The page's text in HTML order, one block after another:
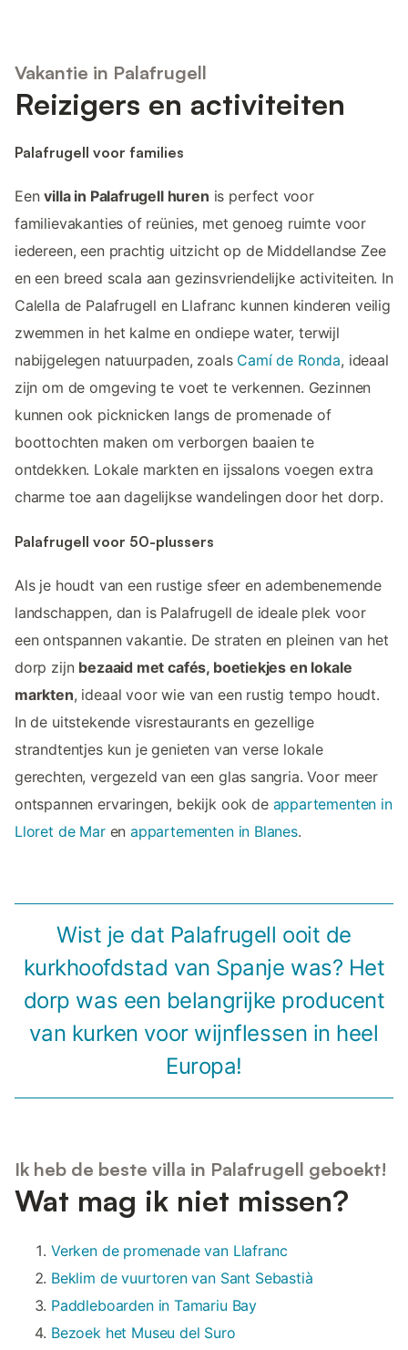
Vakantie in Palafrugell
Reizigers en activiteiten
Palafrugell voor families
Eenvilla in Palafrugell huren is perfect voor
familievakanties of reünies, met genoeg ruimte voor
iedereen, een prachtig uitzicht op de Middellandse Zee
en een breed scala aan gezinsvriendelijke activiteiten. In
Calella de Palafrugell en Llafranc kunnen kinderen veilig
zwemmen in het kalme en ondiepe water, terwijl
nabijgelegen natuurpaden, zoals Camí de Ronda, ideaal
zijn om de omgeving te voet te verkennen. Gezinnen
kunnen ook picknicken langs de promenade of
boottochten maken om verborgen baaien te
ontdekken. Lokale markten en ijssalons voegen extra
charme toe aan dagelijkse wandelingen door het dorp.
Palafrugell voor 50-plussers
Als je houdt van een rustige sfeer en adembenemende
landschappen, dan is Palafrugell de ideale plek voor
een ontspannen vakantie. De straten en pleinen van het
dorp zijn bezaaid met cafés, boetiekjes en lokale
markten, ideaal voor wie van een rustig tempo houdt.
In de uitstekende visrestaurants en gezellige
strandtentjes kun je genieten van verse lokale
gerechten, vergezeld van een glas sangria. Voor meer
ontspannen ervaringen, bekijk ook de appartementen in
Lloret de Marenappartementen in Blanes.
Wist je dat Palafrugell ooit de
kurkhoofdstad van Spanje was? Het
dorp was een belangrijke producent
van kurken voor wijnflessen in heel
Europa!
Ik heb de beste villa in Palafrugell geboekt!
Wat mag ik niet missen?
Verken de promenade van Llafranc
Beklim de vuurtoren van Sant Sebastià
Paddleboarden in Tamariu Bay
Bezoek het Museu del Suro